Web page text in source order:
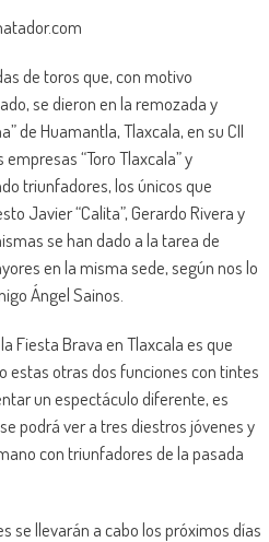
de toros que, con motivo
se dieron en la remozada y
de Huamantla, Tlaxcala, en su CII
“Toro Tlaxcala” y
triunfadores, los únicos que
Javier “Calita”, Gerardo Rivera y
se han dado a la tarea de
en la misma sede, según nos lo
Ángel Sainos.
Fiesta Brava en Tlaxcala es que
estas otras dos funciones con tintes
un espectáculo diferente, es
podrá ver a tres diestros jóvenes y
con triunfadores de la pasada
se llevarán a cabo los próximos días